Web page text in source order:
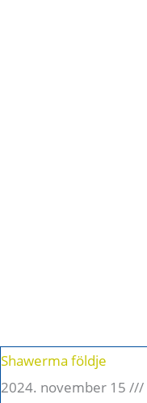
Shawerma földje
2024. november 15